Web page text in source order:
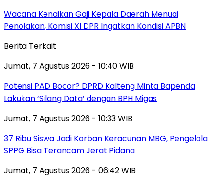
Wacana Kenaikan Gaji Kepala Daerah Menuai
Penolakan, Komisi XI DPR Ingatkan Kondisi APBN
Berita Terkait
Jumat, 7 Agustus 2026 - 10:40 WIB
Potensi PAD Bocor? DPRD Kalteng Minta Bapenda
Lakukan ‘Silang Data’ dengan BPH Migas
Jumat, 7 Agustus 2026 - 10:33 WIB
37 Ribu Siswa Jadi Korban Keracunan MBG, Pengelola
SPPG Bisa Terancam Jerat Pidana
Jumat, 7 Agustus 2026 - 06:42 WIB